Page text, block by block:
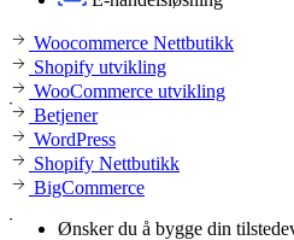
Woocommerce Nettbutikk
Shopify utvikling
WooCommerce utvikling
Betjener
WordPress
Shopify Nettbutikk
BigCommerce
Ønsker du å bygge din